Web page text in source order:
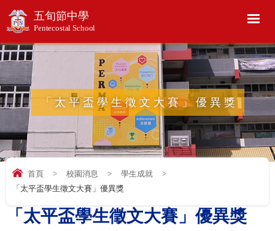
五旬節中學
Pentecostal School
「太平盃學生徵文大賽」優異獎
首頁 > 校園消息 > 學生成就
>
「太平盃學生徵文大賽」優異獎
「太平盃學生徵文大賽」優異獎